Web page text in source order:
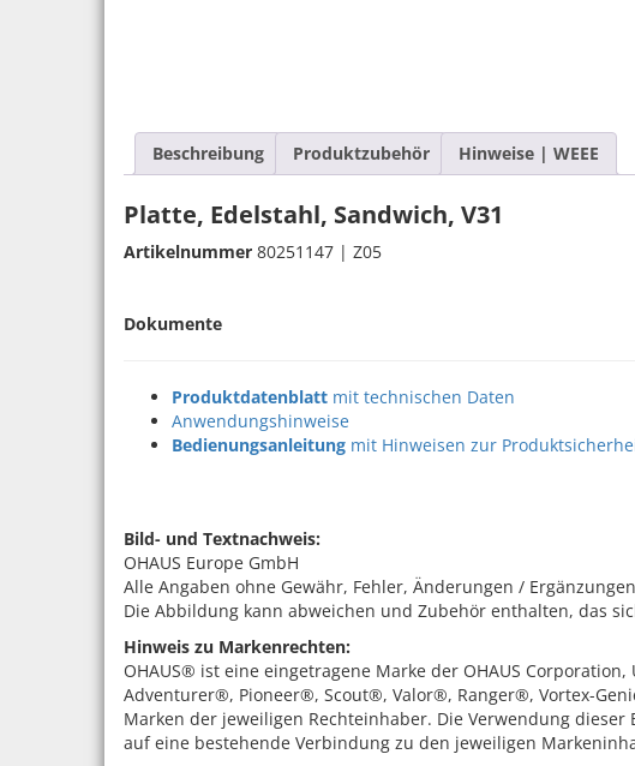
Beschreibung Produktzubehör Hinweise | WEEE
Platte, Edelstahl, Sandwich, V31
Artikelnummer 80251147 | Z05
Dokumente
Produktdatenblatt mit technischen Daten
Anwendungshinweise
Bedienungsanleitung mit Hinweisen zur
Bild- und Textnachweis:
OHAUS Europe GmbH
Alle Angaben ohne Gewähr, Fehler, Änderungen /
Die Abbildung kann abweichen und Zubehör enthalten, das
Hinweis zu Markenrechten:
OHAUS® ist eine eingetragene Marke der OHAUS
Adventurer®, Pioneer®, Scout®, Valor®, Ranger®, Vortex-
Marken der jeweiligen Rechteinhaber. Die Verwendung
auf eine bestehende Verbindung zu den jeweiligen